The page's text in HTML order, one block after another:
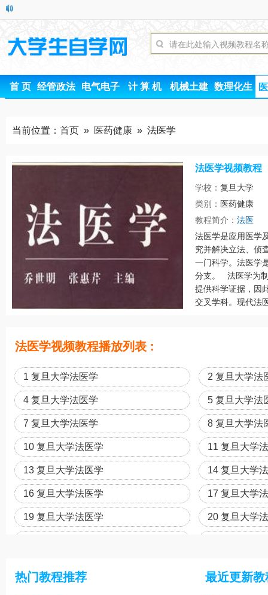
首 页 经管政法 电气电子 计 算 机 机械土建 数理化生
当前位置： 首页 » 医药健康 » 法医学
法医学视频教程
学校： 复旦大学
类别： 医药健康
教程简介： 法医
法医学是应用医学
究并解决立法、侦
一门科学。法医学
分支。 法医学为
提供科学证据，因
交叉学科。现代法
法医学视频教程播放列表 :
1 复旦大学法医学 2 复旦大学法
4 复旦大学法医学 5 复旦大学法
7 复旦大学法医学 8 复旦大学法
10 复旦大学法医学 11 复旦大学
13 复旦大学法医学 14 复旦大学
16 复旦大学法医学 17 复旦大学
19 复旦大学法医学 20 复旦大学
28 复旦大学法医学
热门教程推荐 最近更新教